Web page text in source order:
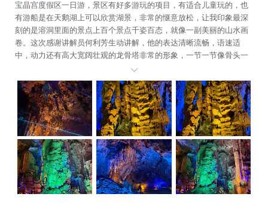
宝晶宫度假区一日游，景区有好多游玩的项目，有适合儿童玩的，也
有游船是在天鹅湖上可以欣赏湖景，非常的惬意放松，让我印象最深
刻的是溶洞里面的景点上百个景点千姿百态，就像一副美丽的山水画
卷。这次感谢讲解员何利芳生动讲解，他的表达清晰流畅，语速适
中，动力还有高大宽阔壮观的龙骨塔非常的形象，一节一节像骨头一
